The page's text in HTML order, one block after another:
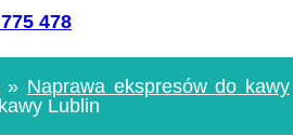
478
» Naprawa ekspresów do kawy
Lublin